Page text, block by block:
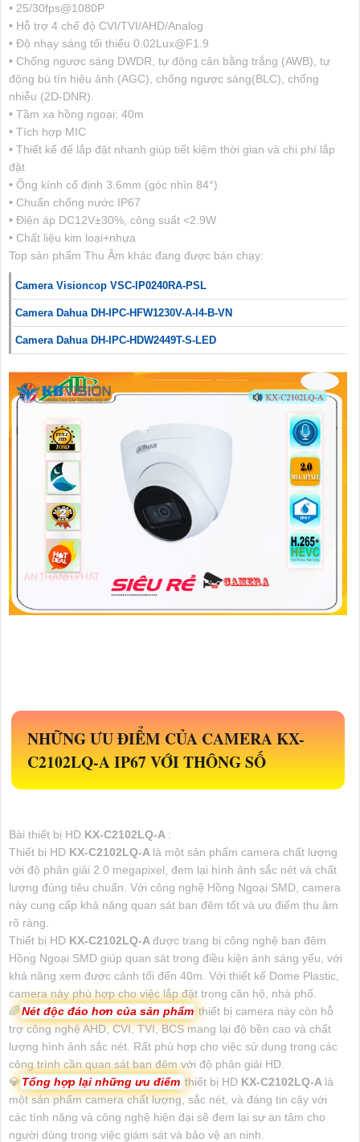
• 25/30fps@1080P
• Hỗ trợ 4 chế độ CVI/TVI/AHD/Analog
• Độ nhạy sáng tối thiểu 0.02Lux@F1.9
• Chống ngược sáng DWDR, tự động cân bằng trắng (AWB), tự
động bù tín hiệu ảnh (AGC), chống ngược sáng(BLC), chống
nhiễu (2D-DNR).
• Tầm xa hồng ngoại: 40m
• Tích hợp MIC
• Thiết kế đế lắp đặt nhanh giúp tiết kiệm thời gian và chi phí lắp
đặt
• Ống kính cố định 3.6mm (góc nhìn 84°)
• Chuẩn chống nước IP67
• Điện áp DC12V±30%, công suất <2.9W
• Chất liệu kim loại+nhựa
Top sản phẩm Thu Âm khác đang được bán chạy:
Camera Visioncop VSC-IP0240RA-PSL
Camera Dahua DH-IPC-HFW1230V-A-I4-B-VN
Camera Dahua DH-IPC-HDW2449T-S-LED
NHỮNG ƯU ĐIỂM CỦA CAMERAKX-
C2102LQ-AIP67 VỚI THÔNG SỐ
Bài thiết bị HD KX-C2102LQ-A :
Thiết bị HD KX-C2102LQ-A là một sản phẩm camera chất lượng
với độ phân giải 2.0 megapixel, đem lại hình ảnh sắc nét và chất
lượng đúng tiêu chuẩn. Với công nghệ Hồng Ngoại SMD, camera
này cung cấp khả năng quan sát ban đêm tốt và ưu điểm thu âm
rõ ràng.
Thiết bị HD KX-C2102LQ-A được trang bị công nghệ ban đêm
Hồng Ngoại SMD giúp quan sát trong điều kiện ánh sáng yếu, với
khả năng xem được cảnh tối đến 40m. Với thiết kế Dome Plastic,
camera này phù hợp cho việc lắp đặt trong căn hộ, nhà phố.
🌈Nét độc đáo hơn của sản phẩm thiết bị camera này còn hỗ
trợ công nghệ AHD, CVI, TVI, BCS mang lại độ bền cao và chất
lượng hình ảnh sắc nét. Rất phù hợp cho việc sử dụng trong các
công trình cần quan sát ban đêm với độ phân giải HD.
💎 Tổng hợp lại những ưu điểm thiết bị HD KX-C2102LQ-A là
một sản phẩm camera chất lượng, sắc nét, và đáng tin cậy với
các tính năng và công nghệ hiện đại sẽ đem lại sự an tâm cho
người dùng trong việc giám sát và bảo vệ an ninh.